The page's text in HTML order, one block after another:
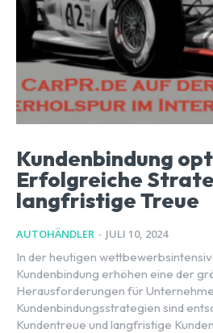
Kundenbindung
Erfolgreiche
langfristige Treue
AUTOHÄNDLER - JULI 10, 2024
In der heutigen
Kundenbindung erhöhen eine der
Herausforderungen für
Kundenbindungsstrategien sind
Kundentreue und langfristige